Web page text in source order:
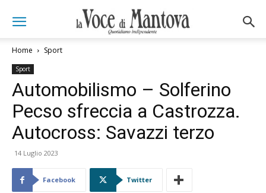
Home Sport
Sport
Automobilismo – Solferino
Pecso sfreccia a Castrozza.
Autocross: Savazzi terzo
14 Luglio 2023
Facebook Twitter